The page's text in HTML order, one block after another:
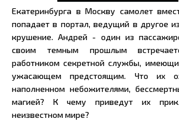
Екатеринбурга в Москву самолет
попадает в портал, ведущий в другое
крушение. Андрей - один из
своим темным прошлым
работником секретной службы,
ужасающем предстоящим. Что их
наполненном небожителями,
магией? К чему приведут их
неизвестном мире?